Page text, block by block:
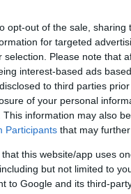
opt-out of the sale,
for targeted
selection. Please note that
interest-based ads
to third parties
of your personal
This information may also
Participants that may
that this website/app uses
but not limited to
to Google and its third-
ibrida tra
mette al
convertito in
di benvenuto
molti mercati la
in altri si
seguono
l’iscrizione.